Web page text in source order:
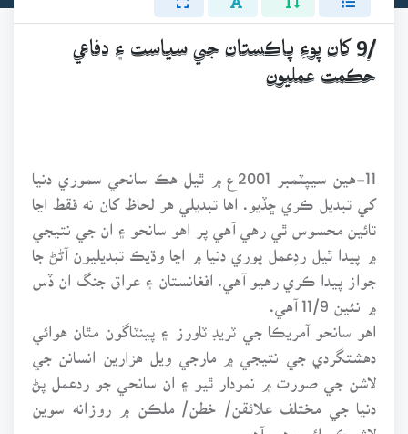
/9 کان پوءِ پاڪستان جي سياست ۽ دفاعي
حڪمت عمليون
11-هين سيپٽمبر 2001ع ۾ ٿيل هڪ سانحي سموري دنيا
کي تبديل ڪري ڇڏيو. اها تبديلي هر لحاظ کان نه فقط اڃا
تائين محسوس ٿي رهي آهي پر اهو سانحو ۽ ان جي نتيجي
۾ پيدا ٿيل ردِعمل پوري دنيا ۾ اڃا وڌيڪ تبديليون آڻڻ جا
جواز پيدا ڪري رهيو آهي. افغانستان ۽ عراق جنگ ان ڏس
اهو سانحو آمريڪا جي ٽريڊ ٽاورز ۽ پينٽاگون مٿان هوائي
دهشتگردي جي نتيجي ۾ مارجي ويل هزارين انسانن جي
لاشن جي صورت ۾ نمودار ٿيو ۽ ان سانحي جو ردعمل پڻ
دنيا جي مختلف علائقن/ خطن/ ملڪن ۾ روزانه سوين
لاش ڪيرائي رهيو آهي.